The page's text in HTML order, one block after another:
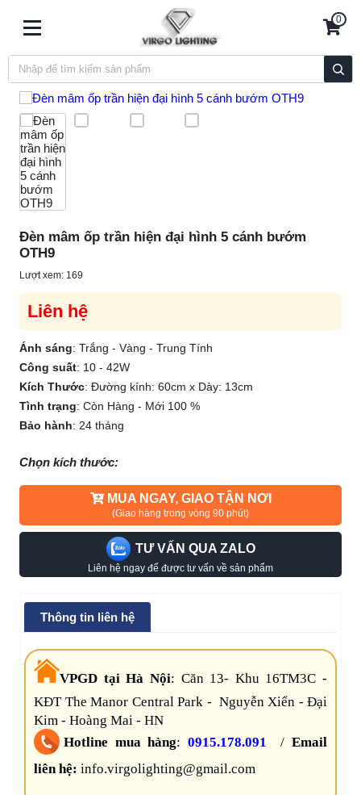
0
Đèn mâm ốp trần hiện đại hình 5 cánh bướm
OTH9
Lượt xem: 169
Liên hệ
Ánh sáng: Trắng - Vàng - Trung Tính
Công suất: 10 - 42W
Kích Thước: Đường kính: 60cm x Dày: 13cm
Tình trạng: Còn Hàng - Mới 100 %
Bảo hành: 24 tháng
Chọn kích thước:
MUA NGAY, GIAO TẬN NƠI
(Giao hàng trong vòng 90 phút)
TƯ VẤN QUA ZALO
Liên hệ ngay để được tư vấn về sản phẩm
Thông tin liên hệ
VPGD tại Hà Nội: Căn 13- Khu 16TM3C -
KĐT The Manor Central Park - Nguyễn Xiển - Đại
Kim - Hoàng Mai - HN
Hotline mua hàng:0915.178.091 /Email
liên hệ: info.virgolighting@gmail.com